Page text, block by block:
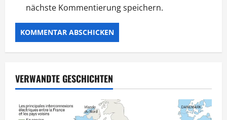
nächste Kommentierung speichern.
VERWANDTE GESCHICHTEN